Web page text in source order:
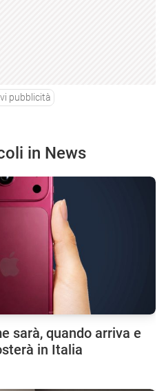
pubblicità
in News
sarà, quando arriva e
in Italia